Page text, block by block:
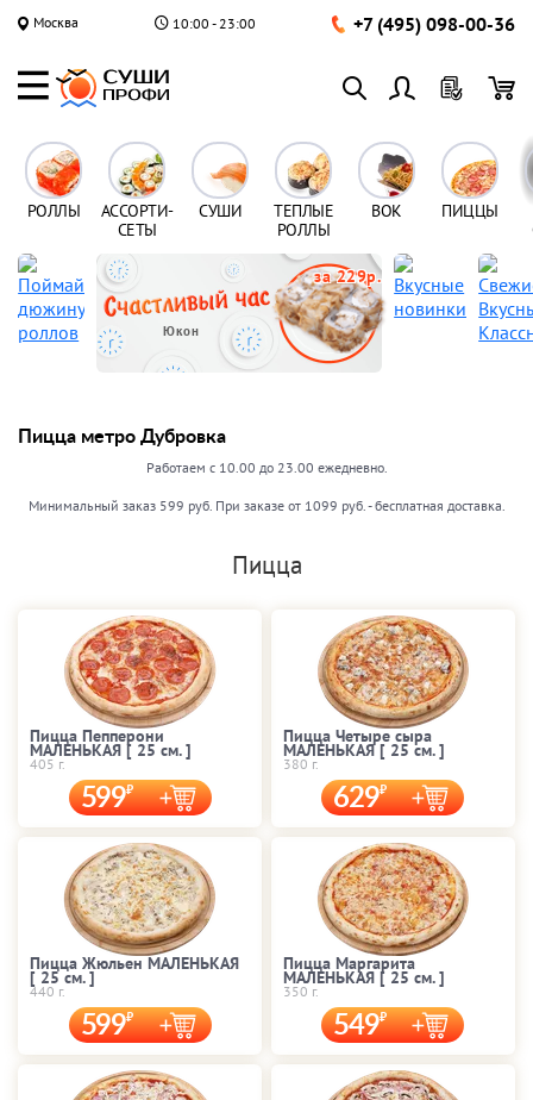
Москва 10:00 - 23:00 +7 (495) 098-00-36
РОЛЛЫ
АССОРТИ-
СЕТЫ
СУШИ
ТЕПЛЫЕ
РОЛЛЫ
ВОК ПИЦЦЫ
Юкон
за 229р.
Пицца метро Дубровка
Работаем с 10.00 до 23.00 ежедневно.
Минимальный заказ 599 руб. При заказе от 1099 руб. - бесплатная доставка.
Пицца
Пицца Пепперони
МАЛЕНЬКАЯ [ 25 cм. ]
405 г.
599
Пицца Четыре сыра
МАЛЕНЬКАЯ [ 25 cм. ]
380 г.
629
Пицца Жюльен МАЛЕНЬКАЯ
[ 25 cм. ]
440 г.
599
Пицца Маргарита
МАЛЕНЬКАЯ [ 25 cм. ]
350 г.
549